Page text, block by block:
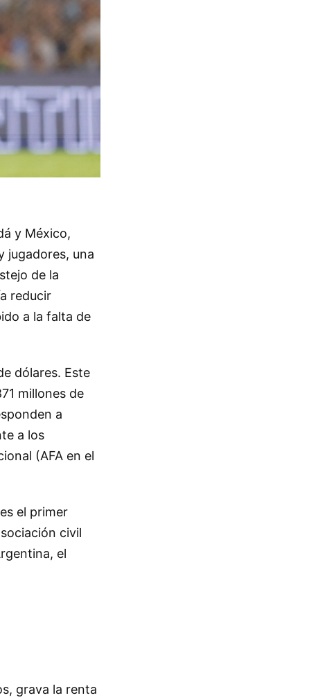
y México,
jugadores, una
de la
reducir
a la falta de
dólares. Este
millones de
a
a los
(AFA en el
el primer
civil
el
grava la renta